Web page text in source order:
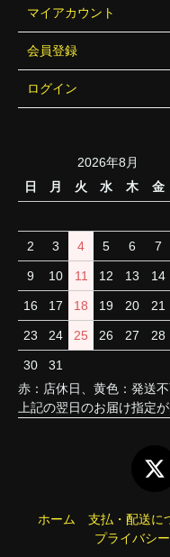
マイアカウント
会員登録
ログイン
2026年8月
日
月 火 水 木 金
2 3 4 5 6 7
9 10 11 12 13 14
16 17 18 19 20 21
23 24 25 26 27 28
30 31
赤：店休日、黄色：発送不
上記の翌日のお届け指定
ホーム 支払・配送に
プライバシ